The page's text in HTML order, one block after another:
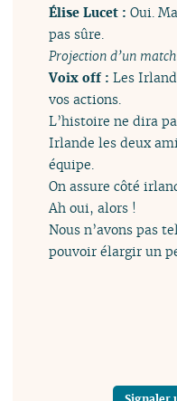
Élise Lucet : Oui.
pas sûre.
Projection d’un
Voix off : Les
vos actions.
L’histoire ne dira
Irlande les deux
équipe.
On assure côté
Ah oui, alors !
Nous n’avons pas
pouvoir élargir un